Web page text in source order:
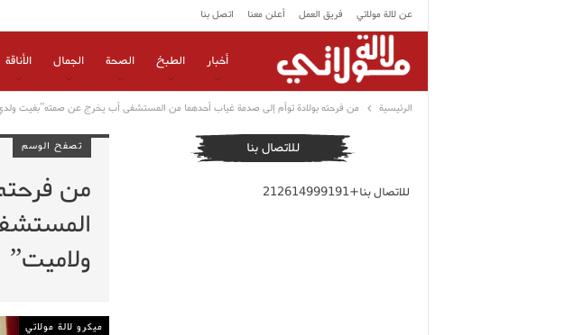
عن لالة مولاتي فريق العمل أعلن معنا اتصل بنا
أخبار الطبخ الصحة الجمال الأناقة
الرئيسية من فرحته بولادة توأم إلى صدمة غياب أحدهما من المستشفى أب يخرج عن صمته”بغيت
تصفح الوسم
من
ولاميت”
ميكرو لالة مولاتي
للاتصال بنا
للاتصال بنا+212614999191